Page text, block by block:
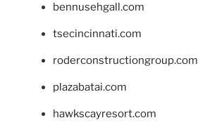
bennusehgall.com
tsecincinnati.com
roderconstructiongroup.com
plazabatai.com
hawkscayresort.com